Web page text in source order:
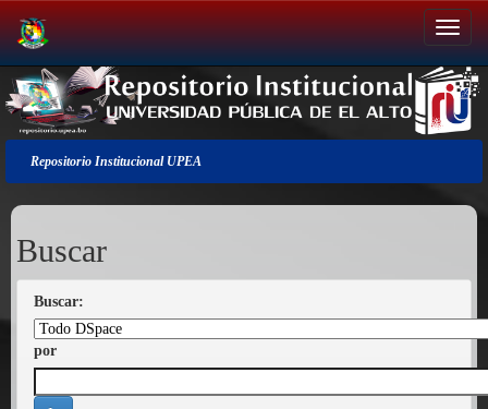
Salir
de
la
navegación
Repositorio Institucional UPEA
Buscar
Buscar:
por